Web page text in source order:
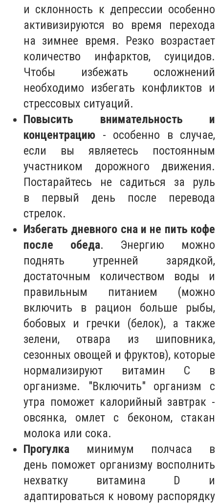
и склонность к депрессии особенно
активизируются во время перехода
на зимнее время. Резко возрастает
количество инфарктов, суицидов.
Чтобы избежать осложнений
необходимо избегать конфликтов и
стрессовых ситуаций.
Повысить внимательность и
концентрацию - особенно в случае,
если вы являетесь постоянным
участником дорожного движения.
Постарайтесь не садиться за руль
в первый день после перевода
стрелок.
Избегать дневного сна и не пить кофе
после обеда. Энергию можно
поднять утренней зарядкой,
достаточным количеством воды и
правильным питанием (можно
включить в рацион больше рыбы,
бобовых и гречки (белок), а также
зелени, отвара из шиповника,
сезонных овощей и фруктов), которые
нормализируют витамин С в
организме. "Включить" организм с
утра поможет калорийный завтрак -
овсянка, омлет с беконом, стакан
молока или сока.
Прогулка минимум полчаса в
день поможет организму восполнить
нехватку витамина D и
адаптироваться к новому распорядку